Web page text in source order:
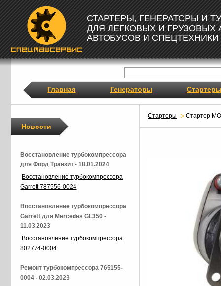
СТАРТЕРЫ, ГЕНЕРАТОРЫ И
ДЛЯ ЛЕГКОВЫХ И ГРУЗОВЫХ
АВТОБУСОВ И СПЕЦТЕХНИКИ
Главная Генераторы Стартеры
Стартеры Стартер
Новости
Восстановление турбокомпрессора
для Форд Транзит - 18.01.2024
Восстановление турбокомпрессора
Garrett 787556-0024
Восстановление турбокомпрессора
Garrett для Mercedes GL350 -
11.03.2023
Восстановление турбокомпрессора
802774-0004
Ремонт турбокомпрессора 765155-
0004 - 02.03.2023